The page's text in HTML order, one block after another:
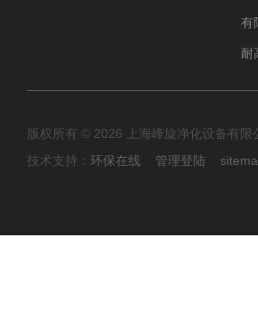
版权所有 © 2026 上海峰旋净化设备有
技术支持： 环保在线 管理登陆